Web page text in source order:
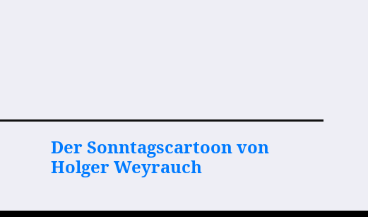
Der Sonntagscartoon von
Holger Weyrauch